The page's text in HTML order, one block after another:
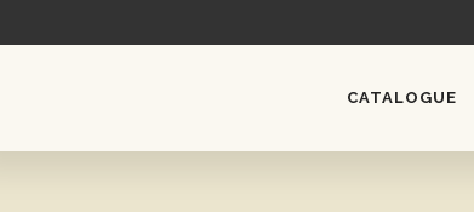
CATALOGUE